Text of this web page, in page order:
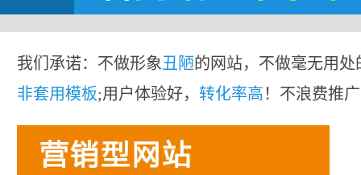
我们承诺：不做形象丑陋的网站，不做毫无用处
非套用模板;用户体验好， 转化率高！不浪费推